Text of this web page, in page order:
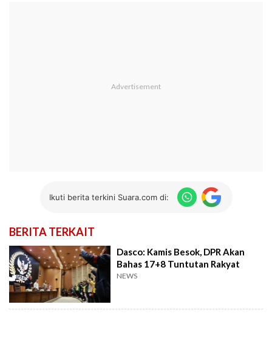
Ikuti berita terkini Suara.com di:
BERITA TERKAIT
Dasco: Kamis Besok, DPR Akan
Bahas 17+8 Tuntutan Rakyat
NEWS